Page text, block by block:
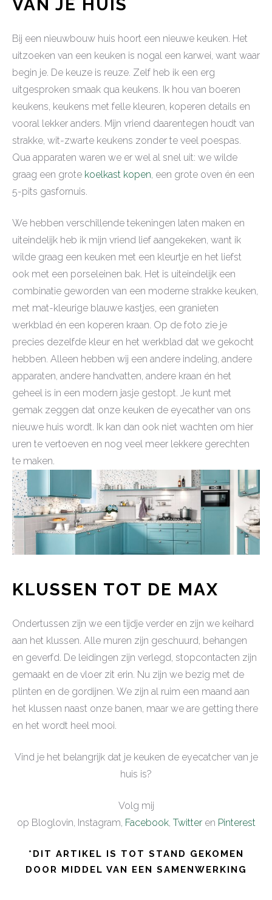
VAN JE HUIS
Bij een nieuwbouw huis hoort een nieuwe keuken. Het
uitzoeken van een keuken is nogal een karwei, want waar
begin je. De keuze is reuze. Zelf heb ik een erg
uitgesproken smaak qua keukens. Ik hou van boeren
keukens, keukens met felle kleuren, koperen details en
vooral lekker anders. Mijn vriend daarentegen houdt van
strakke, wit-zwarte keukens zonder te veel poespas.
Qua apparaten waren we er wel al snel uit: we wilde
graag een grote koelkast kopen, een grote oven én een
5-pits gasfornuis.
We hebben verschillende tekeningen laten maken en
uiteindelijk heb ik mijn vriend lief aangekeken, want ik
wilde graag een keuken met een kleurtje en het liefst
ook met een porseleinen bak. Het is uiteindelijk een
combinatie geworden van een moderne strakke keuken,
met mat-kleurige blauwe kastjes, een granieten
werkblad én een koperen kraan. Op de foto zie je
precies dezelfde kleur en het werkblad dat we gekocht
hebben. Alleen hebben wij een andere indeling, andere
apparaten, andere handvatten, andere kraan én het
geheel is in een modern jasje gestopt. Je kunt met
gemak zeggen dat onze keuken de eyecather van ons
nieuwe huis wordt. Ik kan dan ook niet wachten om hier
uren te vertoeven en nog veel meer lekkere gerechten
te maken.
KLUSSEN TOT DE MAX
Ondertussen zijn we een tijdje verder en zijn we keihard
aan het klussen. Alle muren zijn geschuurd, behangen
en geverfd. De leidingen zijn verlegd, stopcontacten zijn
gemaakt en de vloer zit erin. Nu zijn we bezig met de
plinten en de gordijnen. We zijn al ruim een maand aan
het klussen naast onze banen, maar we are getting there
en het wordt heel mooi.
Vind je het belangrijk dat je keuken de eyecatcher van je
huis is?
Volg mij
op Bloglovin, Instagram, Facebook, Twitteren Pinterest
*DIT ARTIKEL IS TOT STAND GEKOMEN
DOOR MIDDEL VAN EEN SAMENWERKING